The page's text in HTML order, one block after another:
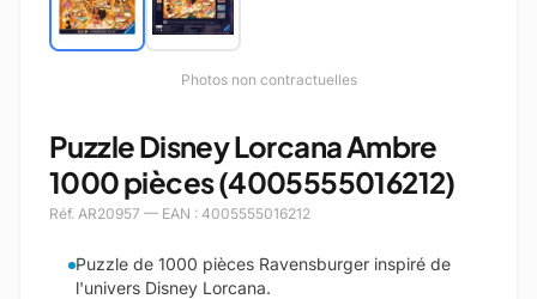
Photos non contractuelles
Puzzle Disney Lorcana Ambre
1000 pièces (4005555016212)
Réf. AR20957 — EAN : 4005555016212
Puzzle de 1000 pièces Ravensburger inspiré de
l'univers Disney Lorcana.